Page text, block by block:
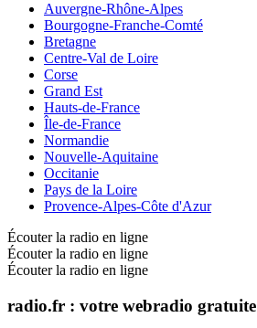
Auvergne-Rhône-Alpes
Bourgogne-Franche-Comté
Bretagne
Centre-Val de Loire
Corse
Grand Est
Hauts-de-France
Île-de-France
Normandie
Nouvelle-Aquitaine
Occitanie
Pays de la Loire
Provence-Alpes-Côte d'Azur
Écouter la radio en ligne
Écouter la radio en ligne
Écouter la radio en ligne
radio.fr : votre webradio gratuite